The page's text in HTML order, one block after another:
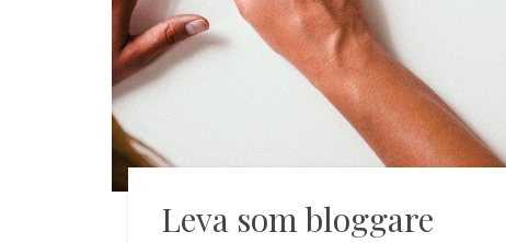
Leva som bloggare